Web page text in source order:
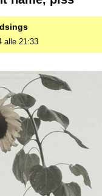
alle 21:33